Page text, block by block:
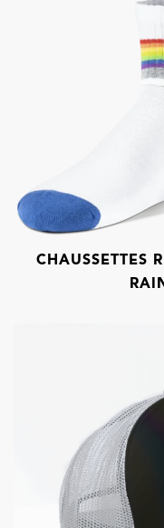
CHAUSSETTES